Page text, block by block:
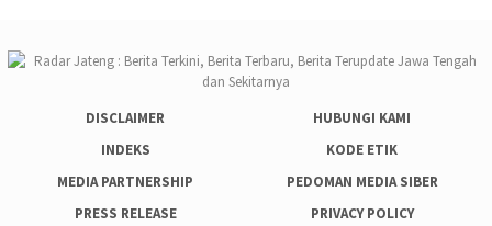
DISCLAIMER
HUBUNGI KAMI
INDEKS
KODE ETIK
MEDIA PARTNERSHIP
PEDOMAN MEDIA SIBER
PRESS RELEASE
PRIVACY POLICY